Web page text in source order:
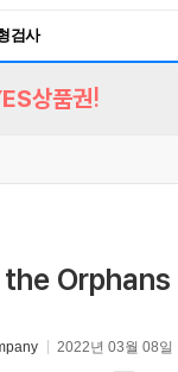
검사
상품권!
Orphans
2022년 03월 08일